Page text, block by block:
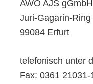
AWO AJS gGmbH
Juri-Gagarin-Ring
99084 Erfurt
telefonisch unter
Fax: 0361 21031-